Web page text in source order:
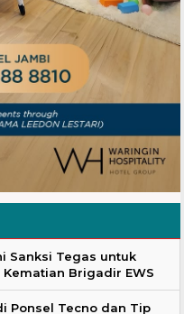
Sanksi Tegas untuk
Brigadir EWS
Ponsel Tecno dan Tip